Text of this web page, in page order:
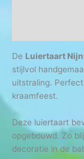
De Luiertaart
stijlvol
uitstraling.
kraamfeest.
Deze luiertaart
opgebouwd. Zo
decoratie in de